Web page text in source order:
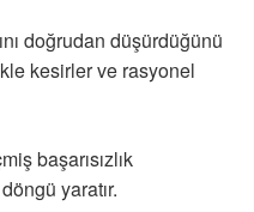
doğrudan düşürdüğünü
kesirler ve rasyonel
başarısızlık
yaratır.